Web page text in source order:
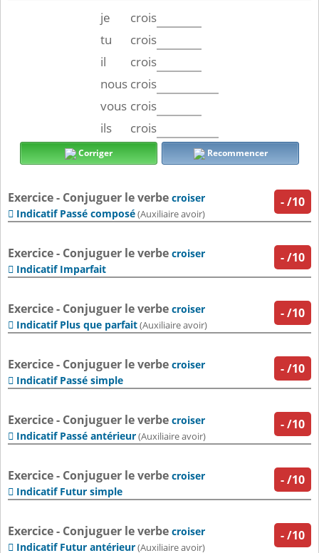
je
crois
tu
crois
il
crois
nous crois
vous crois
ils
crois
Corriger Recommencer
-/10
Exercice - Conjuguer le verbe croiser
 Indicatif Passé composé(Auxiliaire avoir)
-/10
Exercice - Conjuguer le verbe croiser
 Indicatif Imparfait
-/10
Exercice - Conjuguer le verbe croiser
 Indicatif Plus que parfait(Auxiliaire avoir)
-/10
Exercice - Conjuguer le verbe croiser
 Indicatif Passé simple
-/10
Exercice - Conjuguer le verbe croiser
 Indicatif Passé antérieur(Auxiliaire avoir)
-/10
Exercice - Conjuguer le verbe croiser
 Indicatif Futur simple
-/10
Exercice - Conjuguer le verbe croiser
 Indicatif Futur antérieur(Auxiliaire avoir)